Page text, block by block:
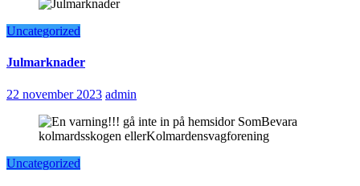
Uncategorized
Julmarknader
22 november 2023 admin
Uncategorized